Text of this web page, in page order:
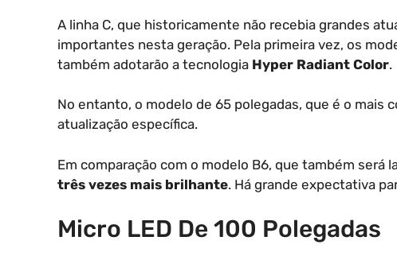
A linha C, que historicamente não recebia grandes
importantes nesta geração. Pela primeira vez, os
também adotarão a tecnologia Hyper Radiant Color.
No entanto, o modelo de 65 polegadas, que é o mais
atualização específica.
Em comparação com o modelo B6, que também será
três vezes mais brilhante. Há grande expectativa
Micro LED De 100 Polegadas